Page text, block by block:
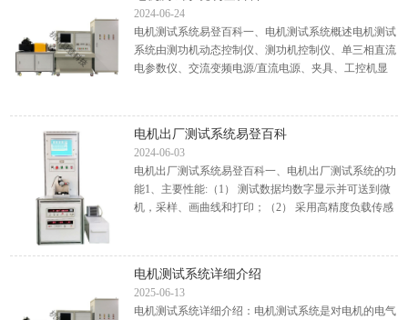
2024-06-24
电机测试系统易登百科一、电机测试系统概述电机测试
系统由测功机动态控制仪、测功机控制仪、单三相直流
电参数仪、交流变频电源/直流电源、夹具、工控机显
电机出厂测试系统易登百科
2024-06-03
电机出厂测试系统易登百科一、电机出厂测试系统的功
能1、主要性能:（1） 测试数据均数字显示并可送到微
机，采样、画曲线和打印；（2） 采用高精度负载传感
电机测试系统详细介绍
2025-06-13
电机测试系统详细介绍：电机测试系统是对电机的电气